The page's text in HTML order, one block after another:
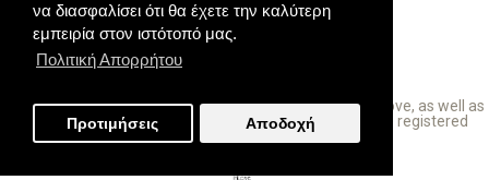
να διασφαλίσει ότι θα έχετε την καλύτερη
εμπειρία στον ιστότοπό μας.
Πολιτική Απορρήτου
Προτιμήσεις Αποδοχή
InLove © 2016-2022 All Rights Reserved. The logo In love, as well as
the transparent packaging with the cork stopper are registered